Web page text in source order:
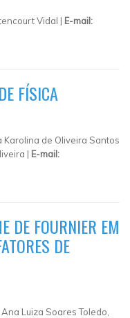
Vidal | E-mail:
FÍSICA
Karolina de Oliveira Santos
| E-mail:
DE FOURNIER EM
DE
Luiza Soares Toledo,